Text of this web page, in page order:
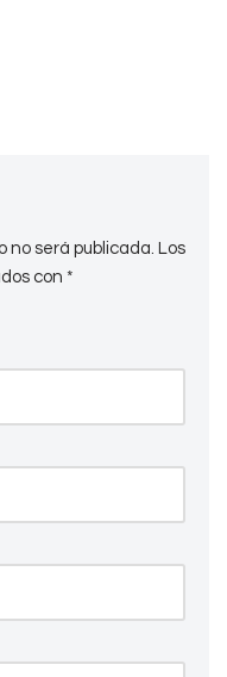
no será publicada. Los
con *